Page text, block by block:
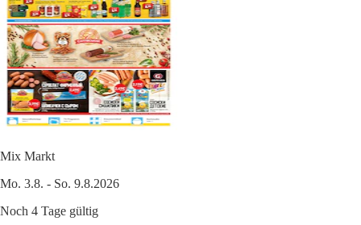
Mix Markt
Mo. 3.8. - So. 9.8.2026
Noch 4 Tage gültig